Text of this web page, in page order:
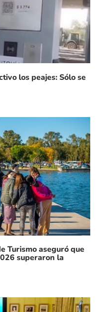
los peajes: Sólo se
Turismo aseguró que
superaron la